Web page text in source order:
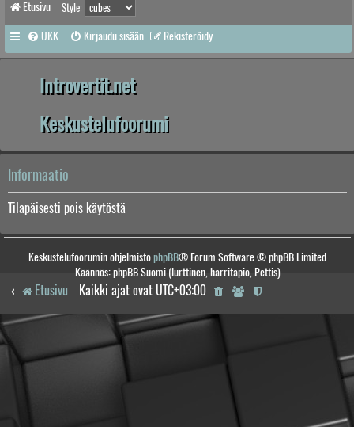
Etusivu Style:
UKK Kirjaudu sisään Rekisteröidy
Introvertit.net
Keskustelufoorumi
Informaatio
Tilapäisesti pois käytöstä
Keskustelufoorumin ohjelmistophpBB® Forum Software © phpBB Limited
Käännös: phpBB Suomi (lurttinen, harritapio, Pettis)
Etusivu Kaikki ajat ovat UTC+03:00